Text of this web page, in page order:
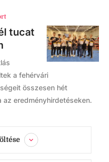
tucat
a fehérvári
összesen hét
eredményhirdetéseken.